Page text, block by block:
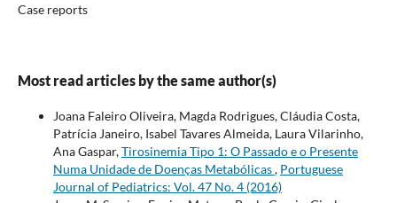
Case reports
Most read articles by the same author(s)
Joana Faleiro Oliveira, Magda Rodrigues, Cláudia Costa,
Patrícia Janeiro, Isabel Tavares Almeida, Laura Vilarinho,
Ana Gaspar,Tirosinemia Tipo 1: O Passado e o Presente
Numa Unidade de Doenças Metabólicas, Portuguese
Journal of Pediatrics: Vol. 47 No. 4 (2016)